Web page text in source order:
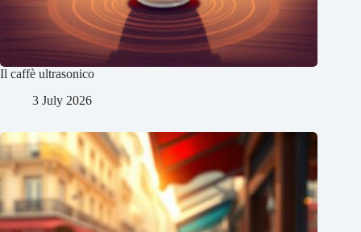
Il caffè ultrasonico
3 July 2026